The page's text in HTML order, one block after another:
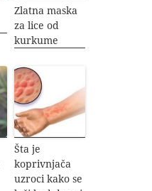
Zlatna maska
za lice od
kurkume
Šta je
koprivnjača
uzroci kako se